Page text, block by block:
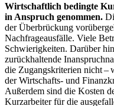
Wirtschaftlich bedingte
in Anspruch genommen.
der Überbrückung
Nachfrageausfälle. Viele
Schwierigkeiten. Darüber
zurückhaltende
die Zugangskriterien nicht –
der Wirtschafts- und
Außerdem sind die Kosten
Kurzarbeiter für die